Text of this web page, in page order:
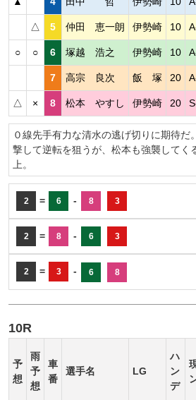
△ 5 仲田 恵一朗 伊勢崎 10
○ ○ 6 塚越 浩之 伊勢崎 10
7 高宗 良次 飯 塚 20
△ × 8 松本 やすし 伊勢崎 20
０線先手有力な清水の逃げ切りに期待だ
撃して逆転を狙うが、松本も強襲してく
上。
2 = 6 - 8 3
2 = 8 - 6 3
2 = 3 - 6 8
10R
予
想
雨
予
想
車
番
選手名 LG
ハ
ン
デ